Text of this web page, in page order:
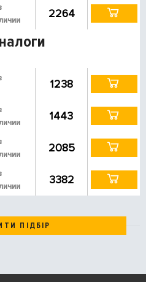
2264
1238
1443
2085
3382
ПІДБІР